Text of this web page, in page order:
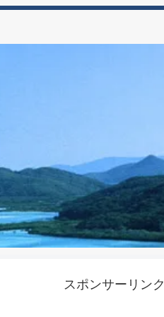
スポンサーリンク